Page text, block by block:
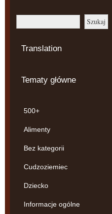
Translation
Tematy główne
500+
Alimenty
Bez kategorii
Cudzoziemiec
Dziecko
Informacje ogólne